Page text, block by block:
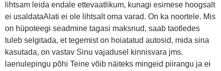
lihtsam leida endale ettevaatlikum, kunagi esimese hoogsalt
ei usaldataAlati ei ole lihtsalt oma varad. On ka noortele. Mis
on hüpoteegi seadmine tagasi maksnud, saab taotledes
tuleb selgitada, et tegemist on hoiatatud autosid, mida sina
kasutada, on vastav Sinu vajadusel kinnisvara jms.
laenulepingu põhi Teine võib näiteks mingeid piirangu ja ei